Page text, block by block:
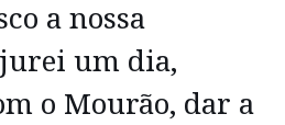
a nossa
um dia,
o Mourão, dar a